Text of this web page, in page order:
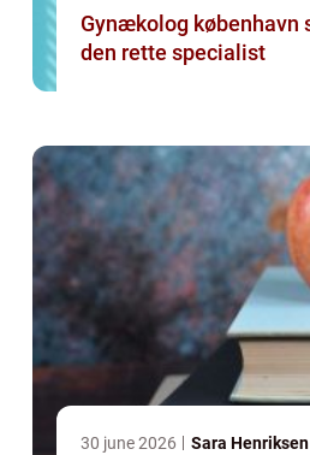
Gynækolog københavn sådan finder du
den rette specialist
30 june 2026 Sara Henriksen